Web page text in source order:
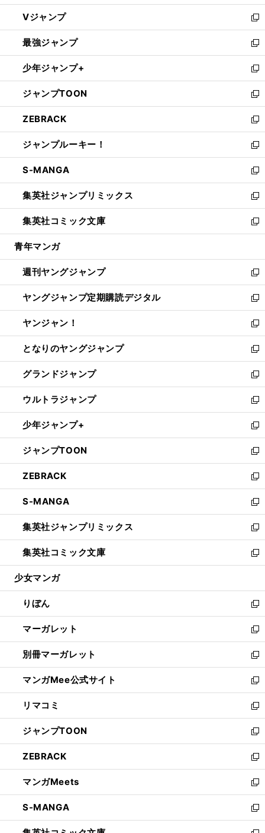
ウ
ィ
ン
ド
ウ
で
開
く
し
い
ウ
ィ
ン
ド
ウ
で
開
く
Vジャンプ
新
し
い
ウ
ィ
ン
ド
ウ
で
開
く
最強ジャンプ
新
し
い
ウ
ィ
ン
ド
ウ
で
開
く
少年ジャンプ+
新
し
い
ウ
ィ
ン
ド
ウ
で
開
く
ジャンプTOON
新
し
い
ウ
ィ
ン
ド
ウ
で
開
く
ZEBRACK
新
し
い
ウ
ィ
ン
ド
ウ
で
開
ジャンプルーキー！
新
し
い
ウ
ィ
ン
ド
ウ
開
く
S-MANGA
新
し
い
ウ
ィ
ン
ウ
で
開
く
集英社ジャンプリミックス
新
し
い
ウ
ン
ド
ウ
で
開
く
集英社コミック文庫
新
し
ウ
ィ
ン
ド
ウ
で
開
く
青年マンガ
週刊ヤングジャンプ
新
し
い
ウ
ィ
ン
ド
ウ
で
開
く
ヤングジャンプ定期購読デジタル
新
し
い
ウ
ィ
ン
ド
ウ
で
開
く
ヤンジャン！
新
し
い
ウ
ィ
ン
ド
ウ
で
開
く
となりのヤングジャンプ
新
し
い
ウ
ィ
ン
ド
ウ
で
開
く
グランドジャンプ
新
し
い
ウ
ィ
ン
ド
ウ
で
開
く
ウルトラジャンプ
新
し
い
ウ
ィ
ン
ド
ウ
で
開
く
少年ジャンプ+
新
し
い
ウ
ィ
ン
ド
ウ
で
開
く
ジャンプTOON
新
し
い
ウ
ィ
ン
ド
ウ
で
開
ZEBRACK
新
し
い
ウ
ィ
ン
ド
ウ
開
く
S-MANGA
新
し
い
ウ
ィ
ン
ウ
で
開
く
集英社ジャンプリミックス
新
し
い
ウ
ン
ド
ウ
で
開
く
集英社コミック文庫
新
し
ウ
ィ
ン
ド
ウ
で
開
く
少女マンガ
りぼん
新
し
い
ウ
ィ
ン
ド
ウ
で
開
く
マーガレット
新
し
い
ウ
ィ
ン
ド
ウ
で
開
く
別冊マーガレット
新
し
い
ウ
ィ
ン
ド
ウ
で
開
く
マンガMee公式サイト
新
し
い
ウ
ィ
ン
ド
ウ
で
開
く
リマコミ
新
し
い
ウ
ィ
ン
ド
ウ
で
開
ジャンプTOON
新
し
い
ウ
ィ
ン
ド
ウ
ZEBRACK
新
し
い
ウ
ィ
ン
マンガMeets
新
し
い
ウ
S-MANGA
新
し